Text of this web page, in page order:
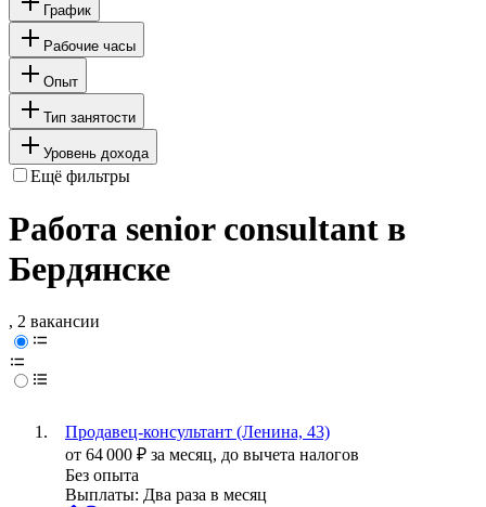
График
Рабочие часы
Опыт
Тип занятости
Уровень дохода
Ещё фильтры
Работа senior consultant в
Бердянске
, 2 вакансии
Продавец-консультант (Ленина, 43)
от 64 000 ₽ за месяц, до вычета налогов
Без опыта
Выплаты: Два раза в месяц